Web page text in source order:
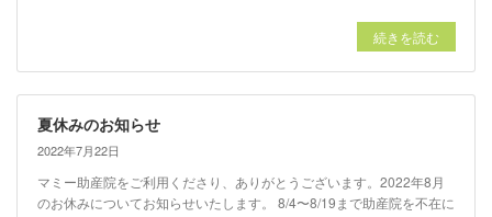
続きを読む
夏休みのお知らせ
2022年7月22日
マミー助産院をご利用くださり、ありがとうございます。2022年8月
のお休みについてお知らせいたします。 8/4〜8/19まで助産院を不在に